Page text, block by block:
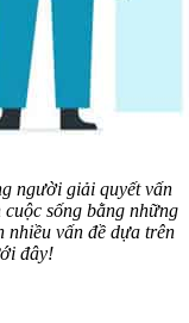
người giải quyết vấn
sống bằng những
nhiều vấn đề dựa trên
đây!